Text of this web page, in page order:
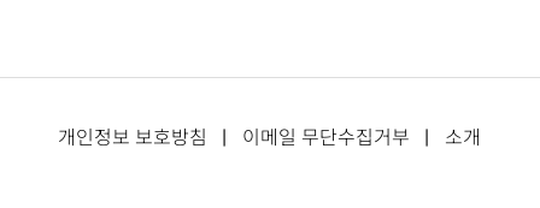
개인정보 보호방침 | 이메일 무단수집거부 | 소개